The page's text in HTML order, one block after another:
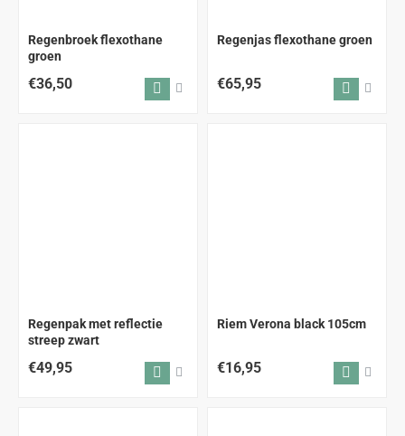
Regenbroek flexothane
groen
€36,50
Regenjas flexothane groen
€65,95
Regenpak met reflectie
streep zwart
€49,95
Riem Verona black 105cm
€16,95